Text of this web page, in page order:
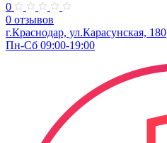
0
0 отзывов
​г.Краснодар, ул.Карасунская, 180
Пн-Сб 09:00-19:00